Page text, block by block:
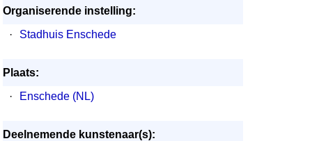
Organiserende instelling:
·
Stadhuis Enschede
Plaats:
·
Enschede (NL)
Deelnemende kunstenaar(s):